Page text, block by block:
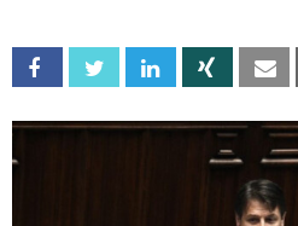
Facebook Twitter Linkedin Xing